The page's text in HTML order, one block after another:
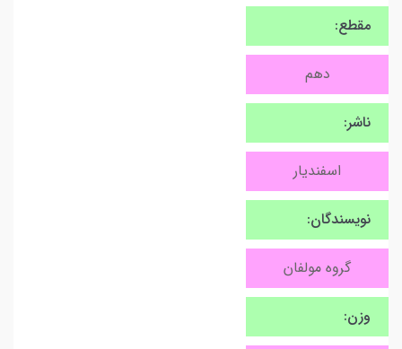
مقطع:
دهم
ناشر:
اسفندیار
نویسندگان:
گروه مولفان
وزن: